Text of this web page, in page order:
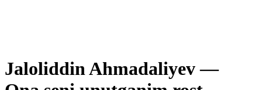
Jaloliddin Ahmadaliyev —